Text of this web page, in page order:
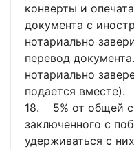
конверты и
документа с
нотариально
перевод
нотариально
подается вместе).
18. 5% от общей
заключенного с
удерживаться с